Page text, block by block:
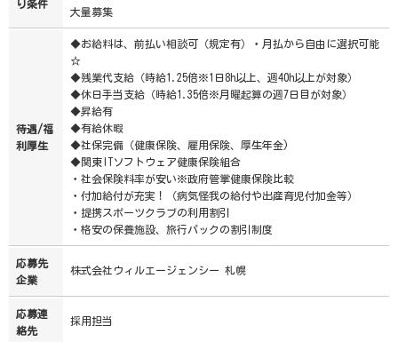
り条件
大量募集
待遇/福
利厚生
◆お給料は、前払い相談可（規定有）・月払から自由に選択可能
☆
◆残業代支給（時給1.25倍※1日8h以上、週40h以上が対象）
◆休日手当支給（時給1.35倍※月曜起算の週7日目が対象）
◆昇給有
◆有給休暇
◆社保完備（健康保険、雇用保険、厚生年金)
◆関東ITソフトウェア健康保険組合
・社会保険料率が安い※政府管掌健康保険比較
・付加給付が充実！（病気怪我の給付や出産育児付加金等）
・提携スポーツクラブの利用割引
・格安の保養施設、旅行パックの割引制度
応募先
企業
株式会社ウィルエージェンシー 札幌
応募連
絡先
採用担当